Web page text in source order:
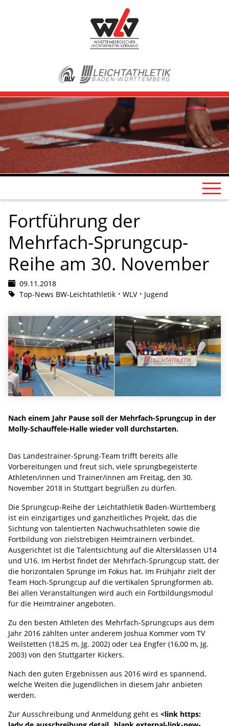
Fortführung der
Mehrfach-Sprungcup-
Reihe am 30. November
09.11.2018
Top-News BW-Leichtathletik
WLV Jugend
Nach einem Jahr Pause soll der Mehrfach-Sprungcup in der
Molly-Schauffele-Halle wieder voll durchstarten.
Das Landestrainer-Sprung-Team trifft bereits alle
Vorbereitungen und freut sich, viele sprungbegeisterte
Athleten/innen und Trainer/innen am Freitag, den 30.
November 2018 in Stuttgart begrüßen zu dürfen.
Die Sprungcup-Reihe der Leichtathletik Baden-Württemberg
ist ein einzigartiges und ganzheitliches Projekt, das die
Sichtung von talentierten Nachwuchsathleten sowie die
Fortbildung von zielstrebigen Heimtrainern verbindet.
Ausgerichtet ist die Talentsichtung auf die Altersklassen U14
und U16. Im Herbst findet der Mehrfach-Sprungcup statt, der
die horizontalen Sprünge im Fokus hat. Im Frühjahr zielt der
Team Hoch-Sprungcup auf die vertikalen Sprungformen ab.
Bei allen Veranstaltungen wird auch ein Fortbildungsmodul
für die Heimtrainer angeboten.
Zu den besten Athleten des Mehrfach-Sprungcups aus dem
Jahr 2016 zählten unter anderem Joshua Kommer vom TV
Weilstetten (18,25 m, Jg. 2002) oder Lea Engfer (16,00 m, Jg.
2003) von den Stuttgarter Kickers.
Nach den guten Ergebnissen aus 2016 wird es spannend,
welche Weiten die Jugendlichen in diesem Jahr anbieten
werden.
Zur Ausschreibung und Anmeldung geht es <link https: